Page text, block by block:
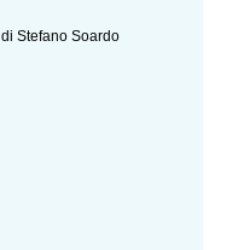
Stefano Soardo